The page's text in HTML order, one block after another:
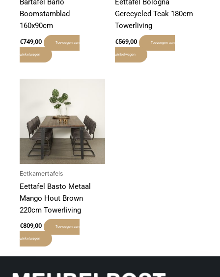
Bartafel Barlo
Boomstamblad
160x90cm
€749,00 Toevoegen aan
winkelwagen
Eettafel Bologna
Gerecycled Teak 180cm
Towerliving
€569,00 Toevoegen aan
winkelwagen
Eetkamertafels
Eettafel Basto Metaal
Mango Hout Brown
220cm Towerliving
€809,00 Toevoegen aan
winkelwagen